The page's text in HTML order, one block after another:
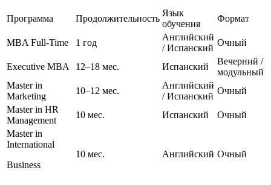
Программа Продолжительность
Язык
обучения
Формат
MBA Full-Time 1 год
Английский
/ Испанский
Очный
Executive MBA 12–18 мес. Испанский
Вечерний /
модульный
Master in
Marketing
10–12 мес.
Английский
/ Испанский
Очный
Master in HR
Management
10 мес. Испанский
Очный
Master in
International
Business
10 мес. Английский Очный